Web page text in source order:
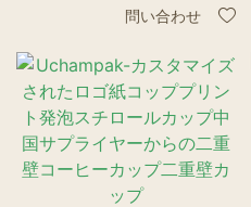
ス紙コップ PLA コーティン
問い合わせ